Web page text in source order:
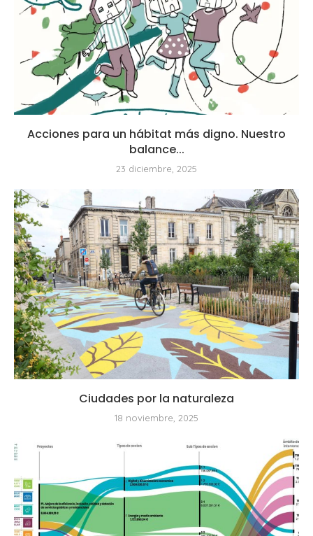
Acciones para un hábitat más digno. Nuestro
balance...
23 diciembre, 2025
Ciudades por la naturaleza
18 noviembre, 2025